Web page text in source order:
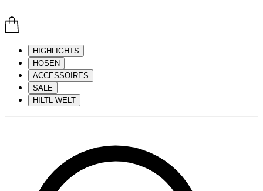
HIGHLIGHTS
HOSEN
ACCESSOIRES
SALE
HILTL WELT